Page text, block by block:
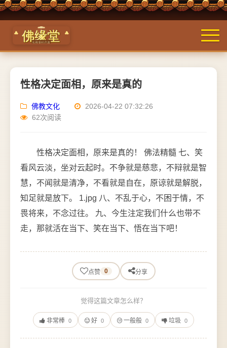
性格决定面相，原来是真的
佛教文化
2026-04-22 07:32:26
62次阅读
性格决定面相，原来是真的！ 佛法精髓 七、笑
看风云淡，坐对云起时。不争就是慈悲，不辩就是智
慧，不闻就是清净，不看就是自在，原谅就是解脱，
知足就是放下。 1.jpg 八、不乱于心，不困于情，不
畏将来，不念过往。 九、今生注定我们什么也带不
走，那就活在当下、笑在当下、悟在当下吧！
点赞 0 分享
觉得这篇文章怎么样？
非常棒 0 好 0 一般般 0 垃圾 0